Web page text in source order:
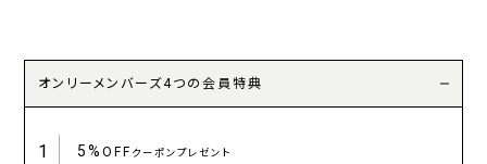
オンリーメンバーズ4つの会員特典
1 5%OFFクーポンプレゼント